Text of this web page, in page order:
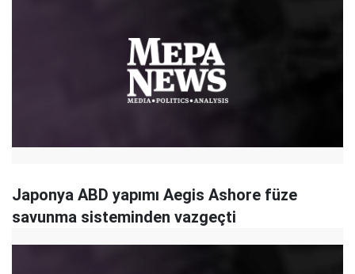
Japonya ABD yapımı Aegis Ashore füze
savunma sisteminden vazgeçti